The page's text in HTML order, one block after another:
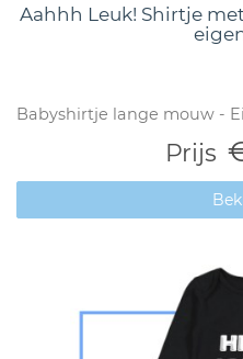
Aahhh Leuk! Shirtje
Babyshirtje lange mouw -
Prijs